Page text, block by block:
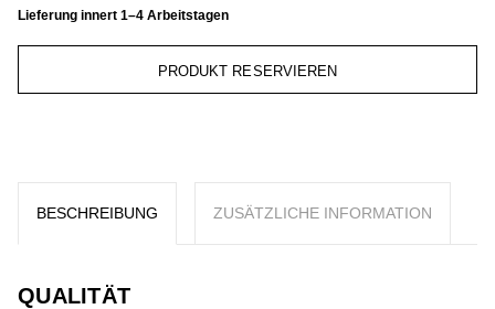
Lieferung innert 1–4 Arbeitstagen
PRODUKT RESERVIEREN
BESCHREIBUNG ZUSÄTZLICHE INFORMATION
QUALITÄT